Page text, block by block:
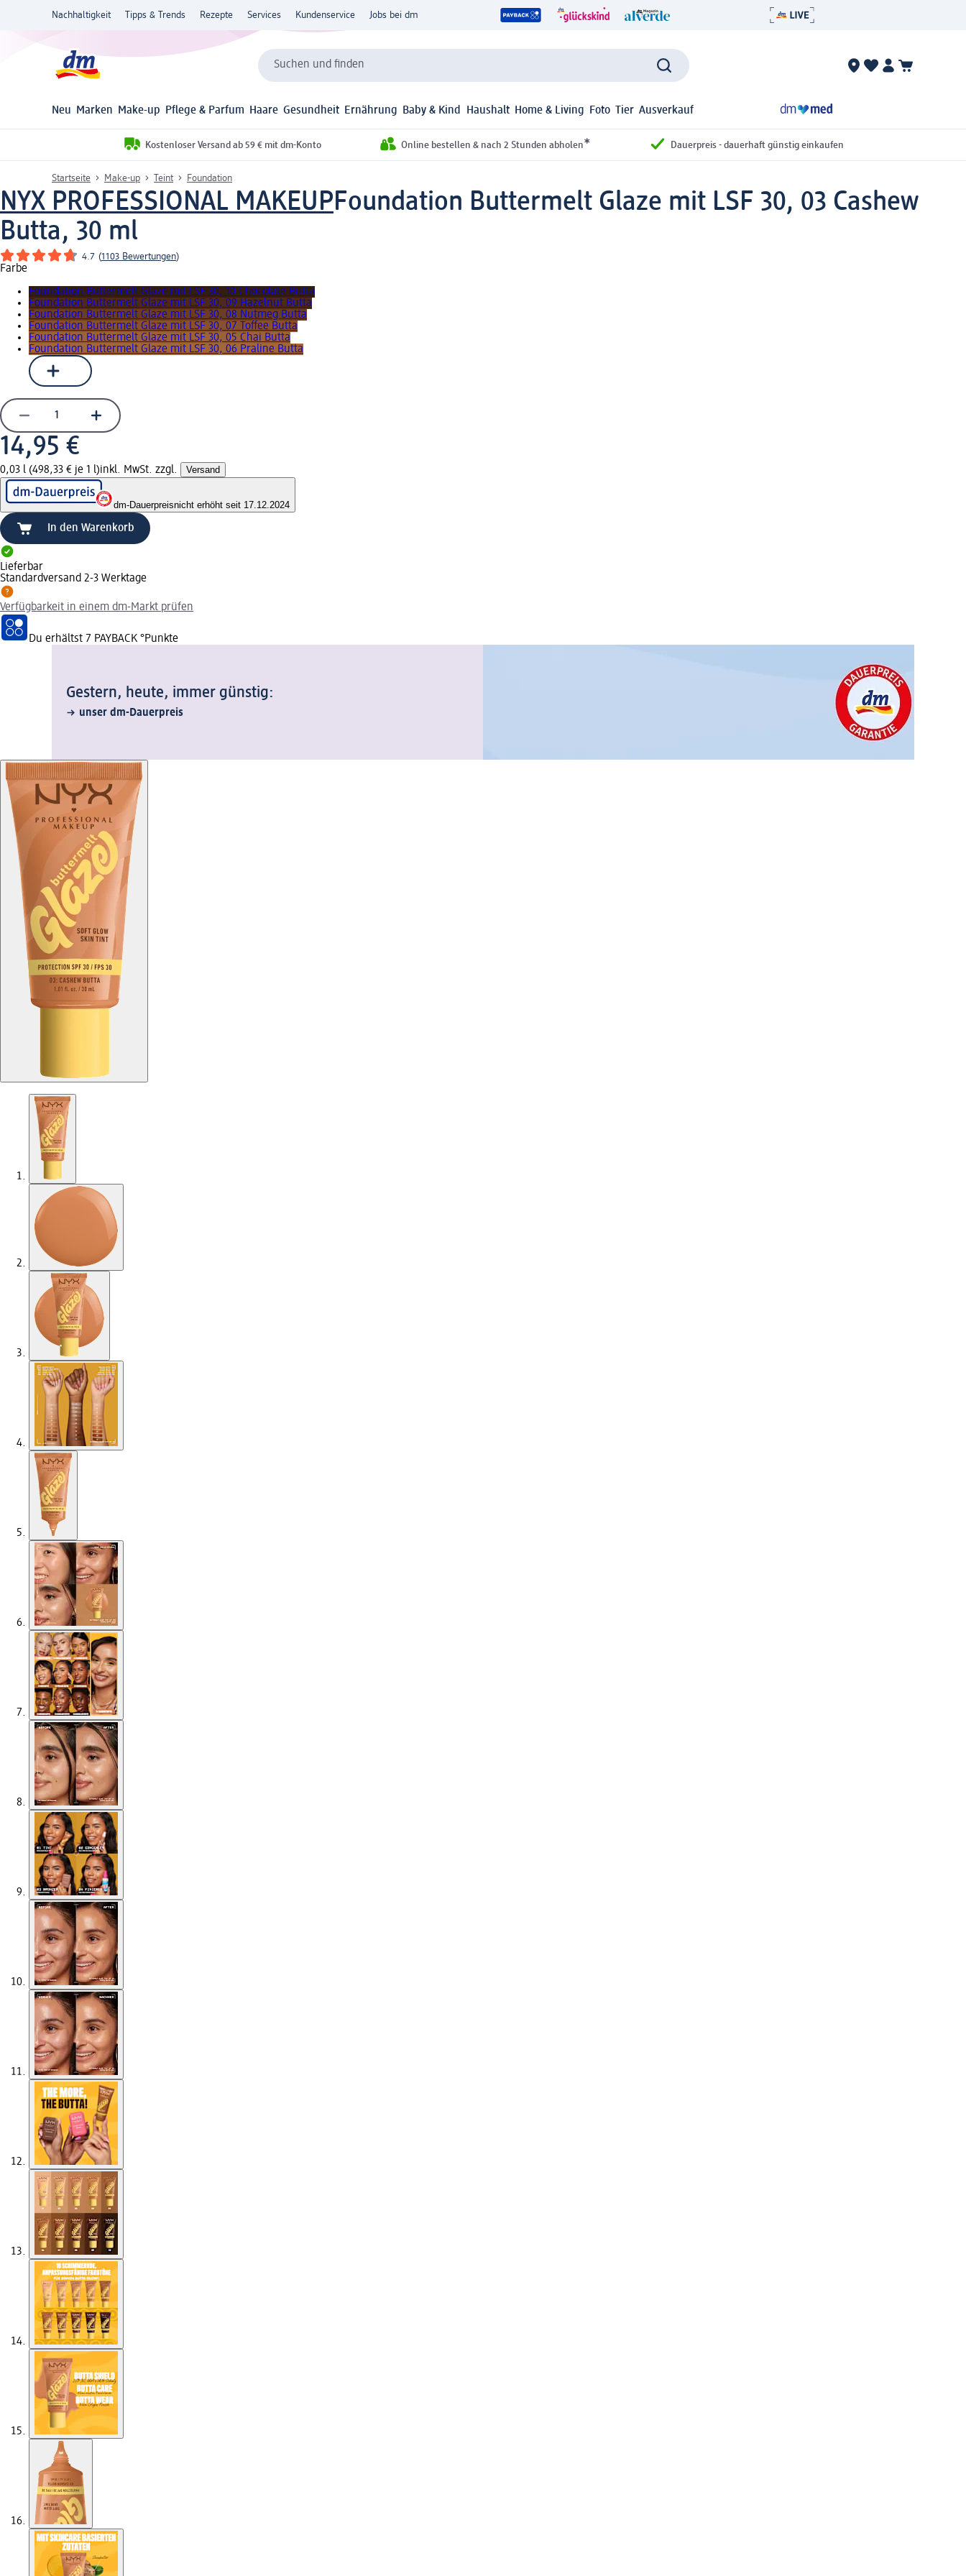
Nachhaltigkeit Tipps & Trends Rezepte Services Kundenservice Jobs bei dm
Suchen und finden
Neu Marken Make-up Pflege & Parfum Haare Gesundheit Ernährung Baby & Kind Haushalt Home & Living Foto Tier Ausverkauf
Kostenloser Versand ab 59 € mit dm-Konto Online bestellen & nach 2 Stunden abholen* Dauerpreis - dauerhaft günstig einkaufen
Startseite Make-up Teint Foundation
NYX PROFESSIONAL MAKEUPFoundation Buttermelt Glaze mit LSF 30, 03 Cashew
Butta, 30 ml
4.7 (1103 Bewertungen)
Farbe
Foundation Buttermelt Glaze mit LSF 30, 10 Chocolate Butta
Foundation Buttermelt Glaze mit LSF 30, 09 Hazelnut Butta
Foundation Buttermelt Glaze mit LSF 30, 08 Nutmeg Butta
Foundation Buttermelt Glaze mit LSF 30, 07 Toffee Butta
Foundation Buttermelt Glaze mit LSF 30, 05 Chai Butta
Foundation Buttermelt Glaze mit LSF 30, 06 Praline Butta
14,95 €
0,03 l (498,33 € je 1 l)inkl. MwSt. zzgl. Versand
dm-Dauerpreisnicht erhöht seit 17.12.2024
In den Warenkorb
Lieferbar
Standardversand 2-3 Werktage
Verfügbarkeit in einem dm-Markt prüfen
Du erhältst 7 PAYBACK °Punkte
Gestern, heute, immer günstig:
unser dm-Dauerpreis